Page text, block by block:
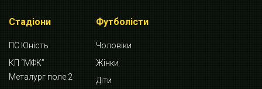
Стадіони
ПС Юність
КП “МФК”
Металург поле 2
Футболісти
Чоловіки
Жінки
Діти